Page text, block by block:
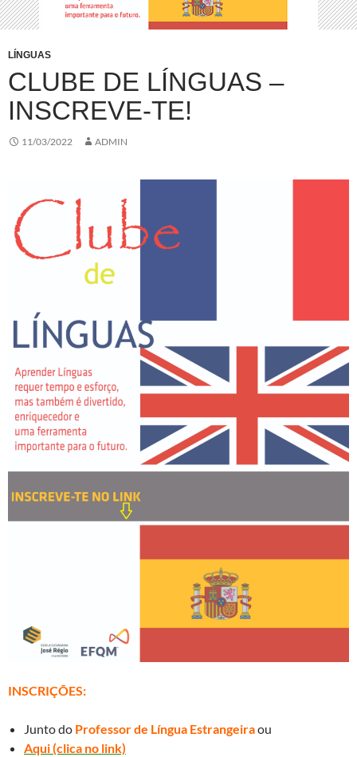
LÍNGUAS
CLUBE DE LÍNGUAS –
INSCREVE-TE!
11/03/2022 ADMIN
INSCRIÇÕES:
Junto do Professor de Língua Estrangeiraou
Aqui (clica no link)